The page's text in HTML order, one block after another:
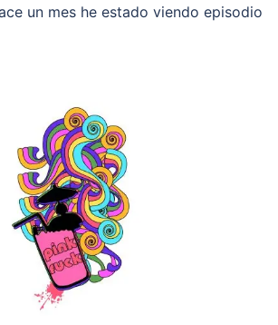
un mes he estado viendo episodio